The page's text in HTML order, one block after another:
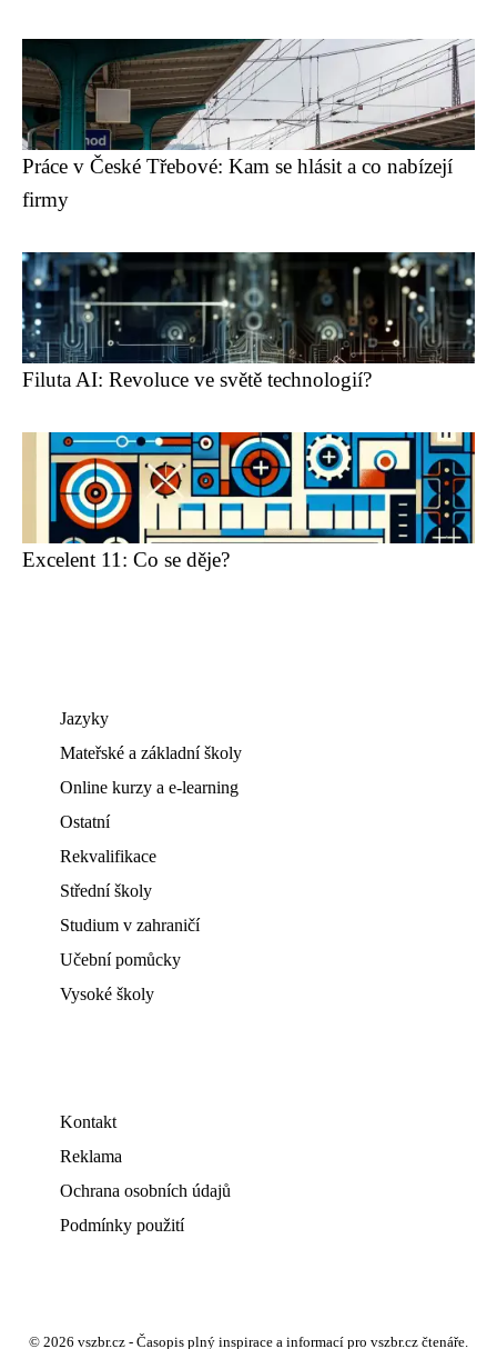
Práce v České Třebové: Kam se hlásit a co nabízejí
firmy
Filuta AI: Revoluce ve světě technologií?
Excelent 11: Co se děje?
Jazyky
Mateřské a základní školy
Online kurzy a e-learning
Ostatní
Rekvalifikace
Střední školy
Studium v zahraničí
Učební pomůcky
Vysoké školy
Kontakt
Reklama
Ochrana osobních údajů
Podmínky použití
© 2026 vszbr.cz - Časopis plný inspirace a informací pro vszbr.cz čtenáře.